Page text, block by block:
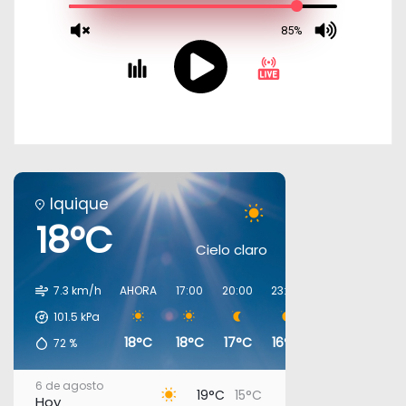
Iquique
18°C Cielo claro
7.3 km/h
101.5 kPa
72 %
AHORA
18°C
17:00
18°C
20:00
17°C
23:00
16°C
6 de agosto
Hoy 19°C 15°C